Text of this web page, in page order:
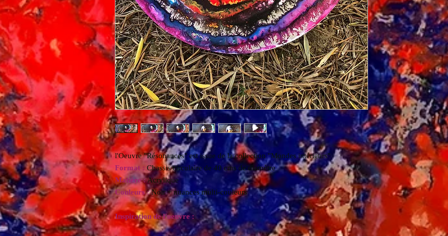
l'Oeuvre "Résonances" est issue de la collection "Mondes intérieurs"
Format : Chassis circulaire de 40 cms de diamètre
Matière :Acrylique
Couleurs :Noir + nuances multi-couleurs
Inspiration de l'oeuvre :